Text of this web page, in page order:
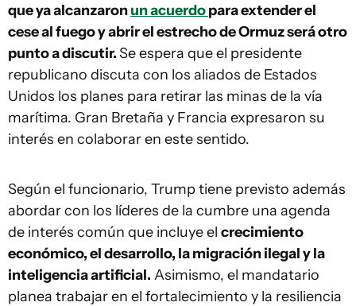
que ya alcanzaronun acuerdopara extender el
cese al fuego y abrir el estrecho de Ormuz será otro
punto a discutir.Se espera que el presidente
republicano discuta con los aliados de Estados
Unidos los planes para retirar las minas de la vía
marítima. Gran Bretaña y Francia expresaron su
interés en colaborar en este sentido.
Según el funcionario, Trump tiene previsto además
abordar con los líderes de la cumbre una agenda
de interés común que incluye el crecimiento
económico, el desarrollo, la migración ilegal y la
inteligencia artificial. Asimismo, el mandatario
planea trabajar en el fortalecimiento y la resiliencia